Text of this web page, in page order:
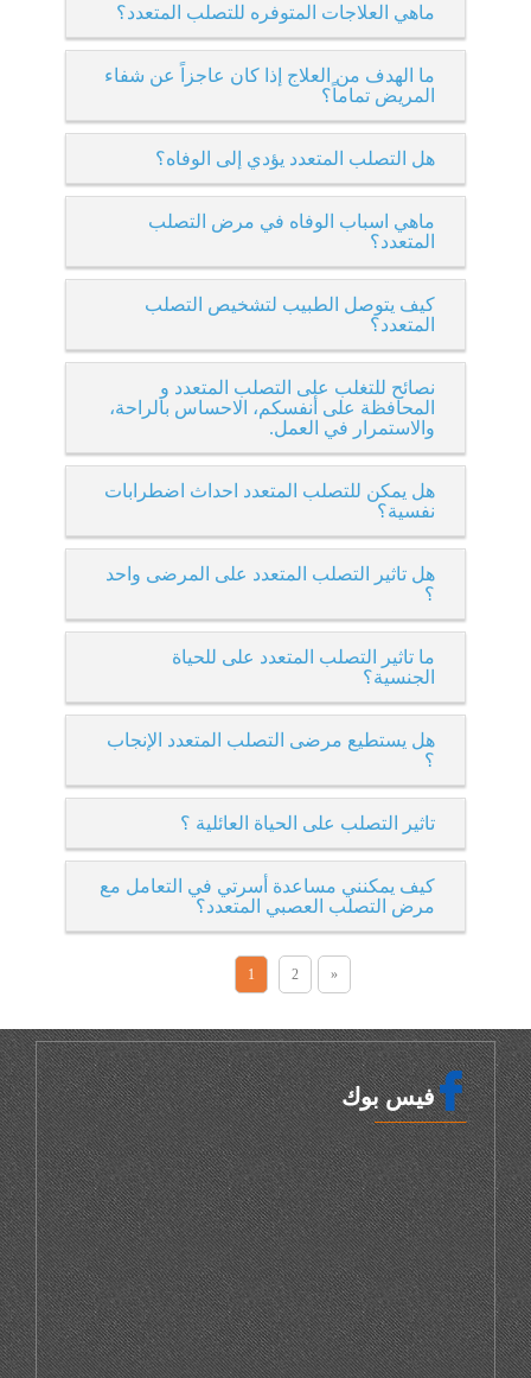
ماهي العلاجات المتوفره للتصلب المتعدد؟
ما الهدف من العلاج إذا كان عاجزاً عن شفاء
المريض تماماً؟
هل التصلب المتعدد يؤدي إلى الوفاه؟
ماهي اسباب الوفاه في مرض التصلب
المتعدد؟
كيف يتوصل الطبيب لتشخيص التصلب
المتعدد؟
نصائح للتغلب على التصلب المتعدد و
المحافظة على أنفسكم، الاحساس بالراحة،
والاستمرار في العمل.
هل يمكن للتصلب المتعدد احداث اضطرابات
نفسية؟
هل تاثير التصلب المتعدد على المرضى واحد
؟
ما تاثير التصلب المتعدد على للحياة
الجنسية؟
هل يستطيع مرضى التصلب المتعدد الإنجاب
؟
تاثير التصلب على الحياة العائلية ؟
كيف يمكنني مساعدة أسرتي في التعامل مع
مرض التصلب العصبي المتعدد؟
1 2 »
فيس بوك